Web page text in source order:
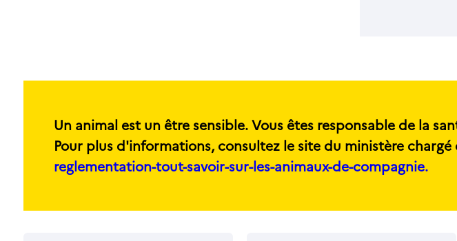
Un animal est un être sensible. Vous êtes responsable de la
Pour plus d'informations, consultez le site du ministère
reglementation-tout-savoir-sur-les-animaux-de-compagnie.